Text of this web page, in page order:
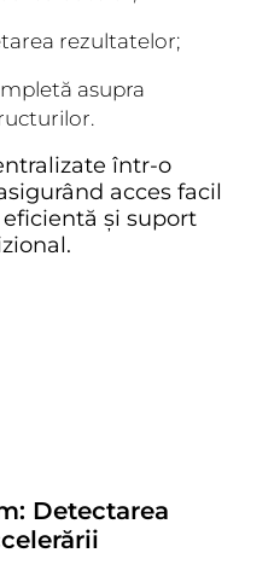
rezultatelor;
asupra
într-o
acces facil
și suport
Detectarea